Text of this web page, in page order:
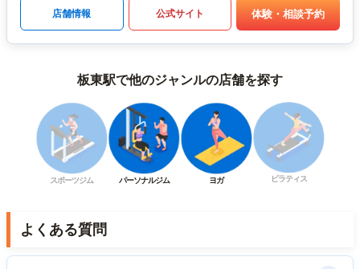
店舗情報 公式サイト 体験・相談予約
板東駅で他のジャンルの店舗を探す
スポーツジム パーソナルジム ヨガ ピラティス
よくある質問